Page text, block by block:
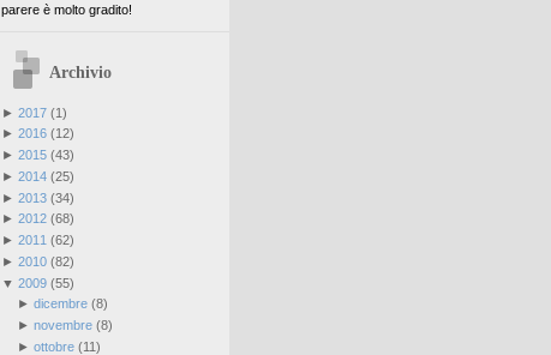
parere è molto gradito!
Archivio
► 2017(1)
► 2016(12)
► 2015(43)
► 2014(25)
► 2013(34)
► 2012(68)
► 2011 (62)
► 2010(82)
▼ 2009(55)
► dicembre(8)
► novembre(8)
► ottobre(11)